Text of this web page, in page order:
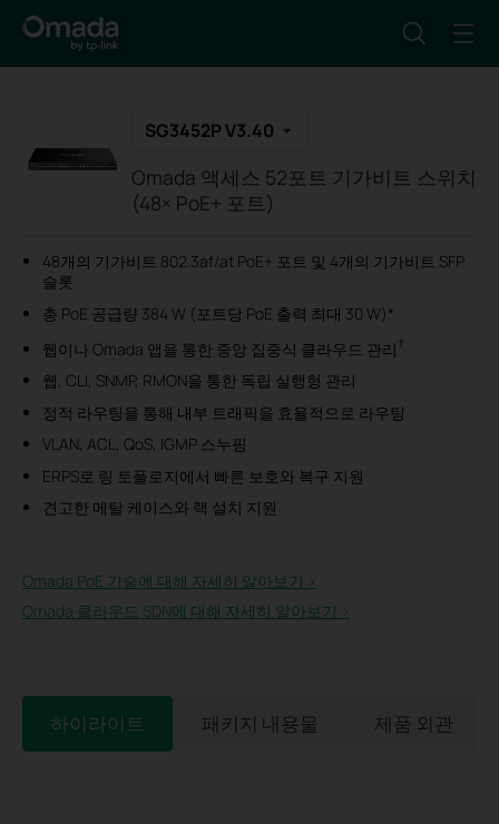
SG3452P V3.40
Omada 액세스 52포트 기가비트 스위치
(48× PoE+ 포트)
48개의 기가비트 802.3af/at PoE+ 포트 및 4개의 기가비트 SFP
슬롯
총 PoE 공급량 384 W (포트당 PoE 출력 최대 30 W)*
웹이나 Omada 앱을 통한 중앙 집중식 클라우드 관리 †
웹, CLI, SNMP, RMON을 통한 독립 실행형 관리
정적 라우팅을 통해 내부 트래픽을 효율적으로 라우팅
VLAN, ACL, QoS, IGMP 스누핑
ERPS로 링 토폴로지에서 빠른 보호와 복구 지원
견고한 메탈 케이스와 랙 설치 지원
Omada PoE 기술에 대해 자세히 알아보기 >
Omada 클라우드 SDN에 대해 자세히 알아보기 >
하이라이트 패키지 내용물 제품 외관